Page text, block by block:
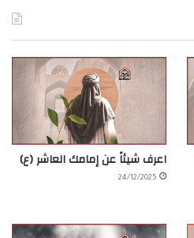
اعرف شيئاً عن إمامك العاشر (ع)
24/12/2025